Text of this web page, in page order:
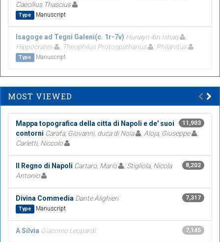
Caecilius Thascius
Type Manuscript
Isagoge ad Tegni Galeni(c. 1r-7v) Hunayn ibn Ishaq
Hippocrates
; Theophilus Protospatharius ; Philaretus
Type Manuscript
MOST VIEWED
11,903
Mappa topografica della citta di Napoli e de' suoi
contorni Carafa, Giovanni, duca di Noia ; Aloja, Giuseppe
;
Carletti, Niccolo
8,202
Il Regno di Napoli Cartaro, Mario
; Stigliola, Nicola
Antonio
7,317
Divina Commedia Dante Alighieri
Type Manuscript
7,145
A Silvia Giacomo Leopardi